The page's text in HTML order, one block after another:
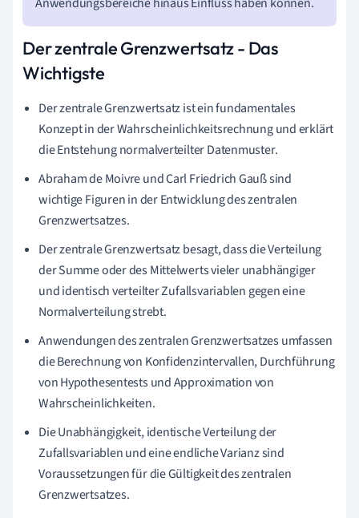
Anwendungsbereiche hinaus Einfluss haben können.
Der zentrale Grenzwertsatz - Das
Wichtigste
Der zentrale Grenzwertsatz ist ein fundamentales
Konzept in der Wahrscheinlichkeitsrechnung und erklärt
die Entstehung normalverteilter Datenmuster.
Abraham de Moivre und Carl Friedrich Gauß sind
wichtige Figuren in der Entwicklung des zentralen
Grenzwertsatzes.
Der zentrale Grenzwertsatz besagt, dass die Verteilung
der Summe oder des Mittelwerts vieler unabhängiger
und identisch verteilter Zufallsvariablen gegen eine
Normalverteilung strebt.
Anwendungen des zentralen Grenzwertsatzes umfassen
die Berechnung von Konfidenzintervallen, Durchführung
von Hypothesentests und Approximation von
Wahrscheinlichkeiten.
Die Unabhängigkeit, identische Verteilung der
Zufallsvariablen und eine endliche Varianz sind
Voraussetzungen für die Gültigkeit des zentralen
Grenzwertsatzes.